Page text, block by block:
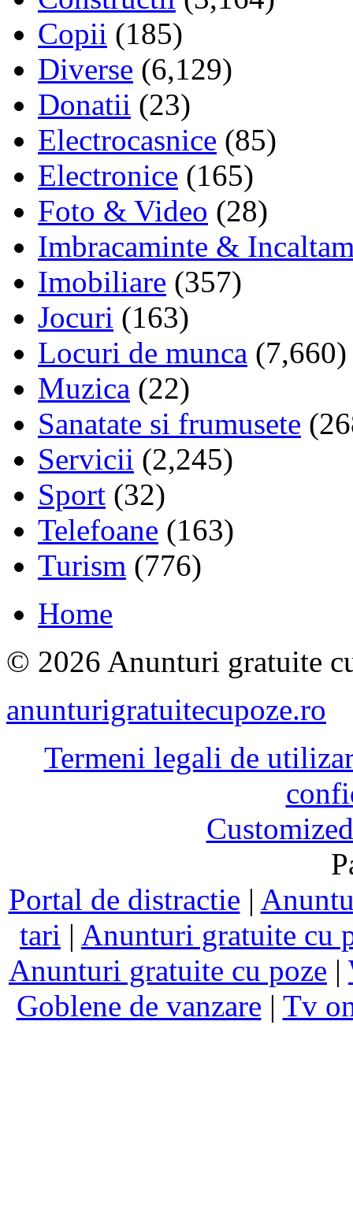
Copii (185)
Diverse (6,129)
Donatii (23)
Electrocasnice (85)
Electronice (165)
Foto & Video (28)
Imbracaminte &
Imobiliare (357)
Jocuri (163)
Locuri de munca (7,660)
Muzica (22)
Sanatate si frumusete
Servicii (2,245)
Sport (32)
Telefoane (163)
Turism (776)
Home
© 2026 Anunturi gratuite
anunturigratuitecupoze.ro
Termeni legali de
Portal de distractie |
tari | Anunturi gratuite cu
Anunturi gratuite cu poze |
Goblene de vanzare | Tv